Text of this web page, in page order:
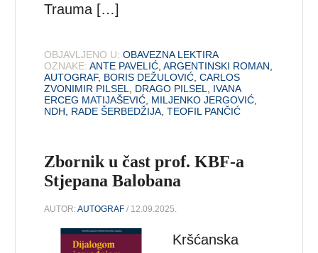
Trauma […]
OBJAVLJENO U: OBAVEZNA LEKTIRA
OZNAKE: ANTE PAVELIĆ ,ARGENTINSKI ROMAN
AUTOGRAF, BORIS DEŽULOVIĆ ,CARLOS
ZVONIMIR PILSEL
DRAGO PILSEL
IVANA
ERCEG MATIJAŠEVIĆ MILJENKO JERGOVIĆ
NDH
RADE ŠERBEDŽIJA ,TEOFIL PANČIĆ
Zbornik u čast prof. KBF-a
Stjepana Balobana
AUTOR:AUTOGRAF / 12.09.2025.
Kršćanska